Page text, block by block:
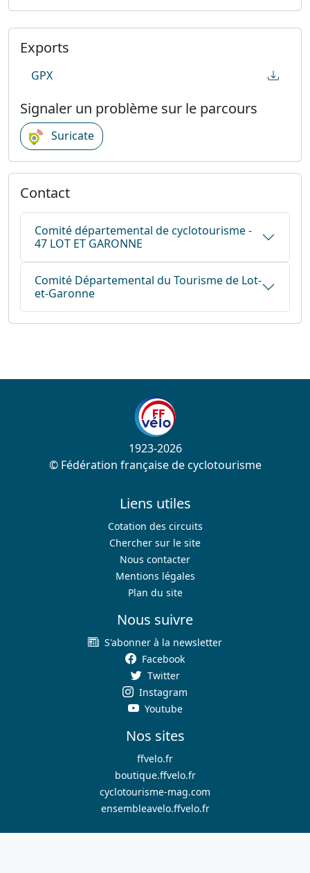
Exports
GPX
Signaler un problème sur le parcours
Suricate
Contact
Comité départemental de cyclotourisme -
47 LOT ET GARONNE
Comité Départemental du Tourisme de Lot-
et-Garonne
1923-2026
© Fédération française de cyclotourisme
Liens utiles
Cotation des circuits
Chercher sur le site
Nous contacter
Mentions légales
Plan du site
Nous suivre
S'abonner à la newsletter
Facebook
Twitter
Instagram
Youtube
Nos sites
ffvelo.fr
boutique.ffvelo.fr
cyclotourisme-mag.com
ensembleavelo.ffvelo.fr